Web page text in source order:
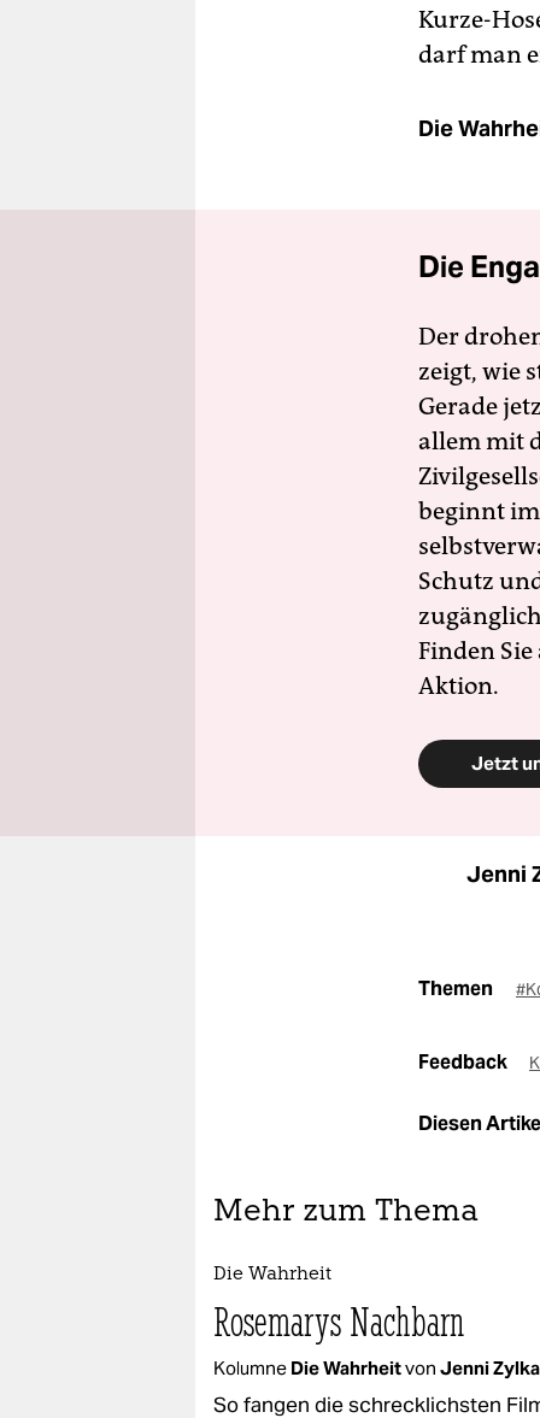
Kurze-
darf man
Die
Die
Der
zeigt, wie
Gerade
allem mit
beginnt
Schutz
Finden
Aktion.
Jetzt
Jenni
Themen
Feedback
Diesen
Mehr zum Thema
Die Wahrheit
Rosemarys Nachbarn
Kolumne Die Wahrheitvon Jenni Zylka
So fangen die schrecklichsten